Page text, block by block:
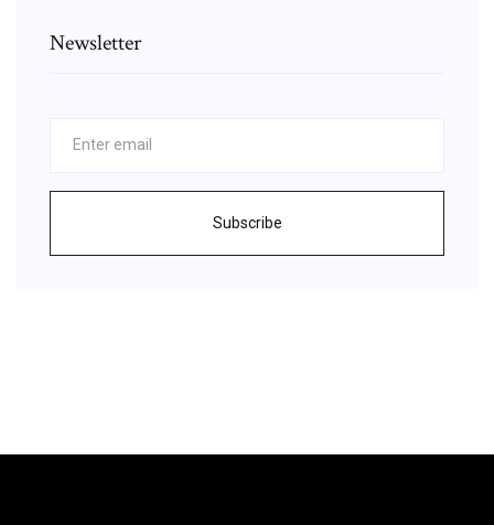
Newsletter
Subscribe